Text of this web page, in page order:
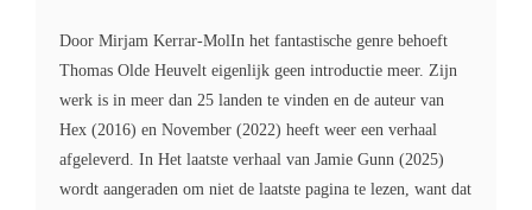
Door Mirjam Kerrar-MolIn het fantastische genre behoeft
Thomas Olde Heuvelt eigenlijk geen introductie meer. Zijn
werk is in meer dan 25 landen te vinden en de auteur van
Hex (2016) en November (2022) heeft weer een verhaal
afgeleverd. In Het laatste verhaal van Jamie Gunn (2025)
wordt aangeraden om niet de laatste pagina te lezen, want dat